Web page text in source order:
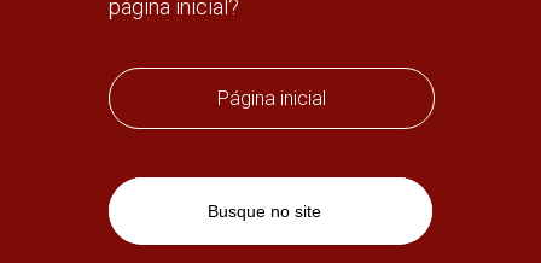
página inicial?
Página inicial